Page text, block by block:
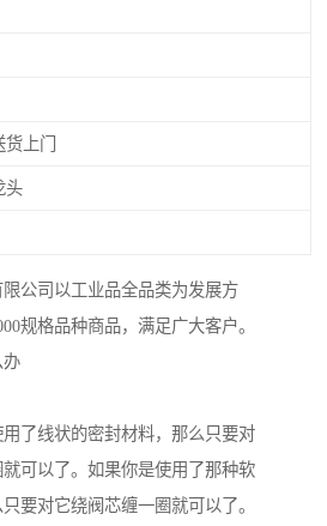
上门
头
公司以工业品全品类为发展方
规格品种商品，满足广大客户。
办
了线状的密封材料，那么只要对
可以了。如果你是使用了那种软
要对它绕阀芯缠一圈就可以了。